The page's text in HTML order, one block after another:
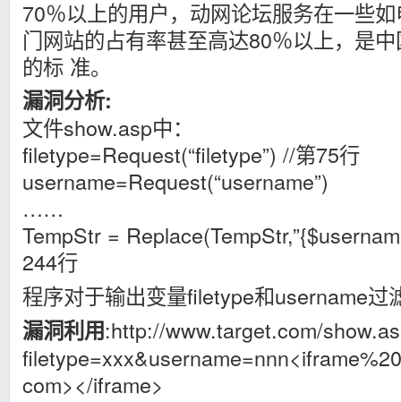
70％以上的用户，动网论坛服务在一些
门网站的占有率甚至高达80％以上，是
的标 准。
漏洞分析:
文件show.asp中：
filetype=Request(“filetype”) //第75行
username=Request(“username”)
……
TempStr =
244行
程序对于输出变量filetype和username过
漏洞利用:http://www.target.com/
com></iframe>